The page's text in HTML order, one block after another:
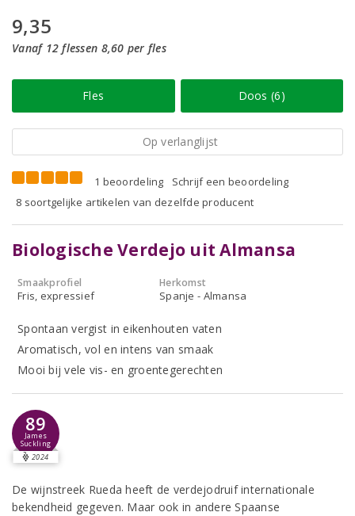
9,35
Vanaf 12 flessen 8,60 per fles
Fles Doos (6)
Op verlanglijst
1 beoordeling
Schrijf een beoordeling
8 soortgelijke artikelen van dezelfde producent
Biologische Verdejo uit Almansa
Smaakprofiel
Fris, expressief
Herkomst
Spanje - Almansa
Spontaan vergist in eikenhouten vaten
Aromatisch, vol en intens van smaak
Mooi bij vele vis- en groentegerechten
89
James
Suckling
2024
De wijnstreek Rueda heeft de verdejodruif internationale
bekendheid gegeven. Maar ook in andere Spaanse